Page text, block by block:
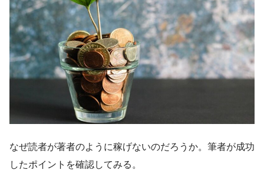
なぜ読者が著者のように稼げないのだろうか。筆者が成功
したポイントを確認してみる。